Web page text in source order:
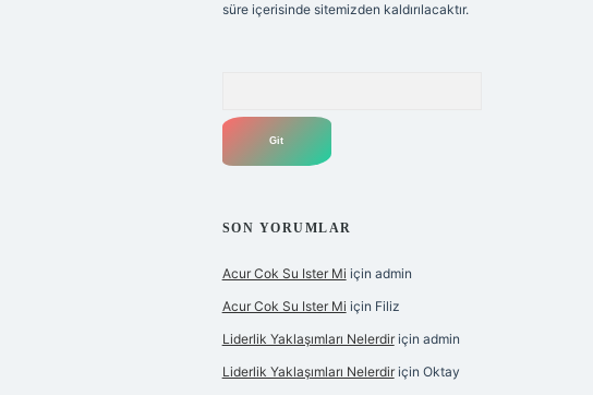
süre içerisinde sitemizden kaldırılacaktır.
SON YORUMLAR
Acur Cok Su Ister Mi için admin
Acur Cok Su Ister Mi için Filiz
Liderlik Yaklaşımları Nelerdiriçin admin
Liderlik Yaklaşımları Nelerdiriçin Oktay